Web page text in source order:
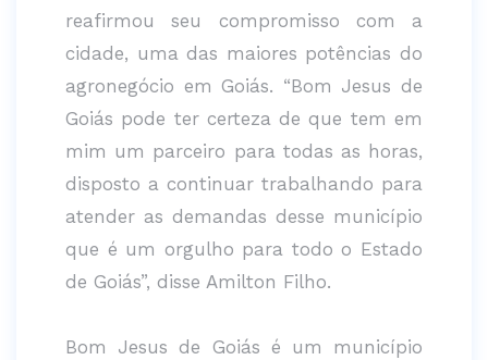
reafirmou seu compromisso com a
cidade, uma das maiores potências do
agronegócio em Goiás. “Bom Jesus de
Goiás pode ter certeza de que tem em
mim um parceiro para todas as horas,
disposto a continuar trabalhando para
atender as demandas desse município
que é um orgulho para todo o Estado
de Goiás”, disse Amilton Filho.
Bom Jesus de Goiás é um município